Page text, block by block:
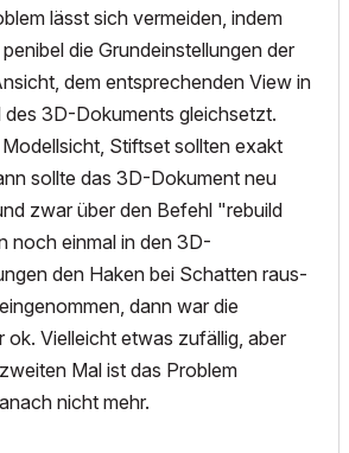
lässt sich vermeiden, indem
die Grundeinstellungen der
dem entsprechenden View in
des 3D-Dokuments gleichsetzt.
Stiftset sollten exakt
sollte das 3D-Dokument neu
zwar über den Befehl "rebuild
noch einmal in den 3D-
den Haken bei Schatten raus-
dann war die
ok. Vielleicht etwas zufällig, aber
Mal ist das Problem
nicht mehr.